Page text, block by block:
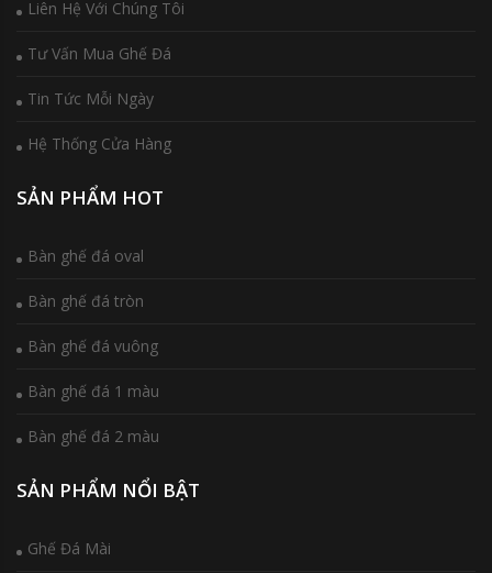
Liên Hệ Với Chúng Tôi
Tư Vấn Mua Ghế Đá
Tin Tức Mỗi Ngày
Hệ Thống Cửa Hàng
SẢN PHẨM HOT
Bàn ghế đá oval
Bàn ghế đá tròn
Bàn ghế đá vuông
Bàn ghế đá 1 màu
Bàn ghế đá 2 màu
SẢN PHẨM NỔI BẬT
Ghế Đá Mài